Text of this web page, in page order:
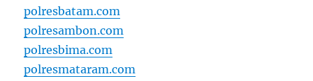
polresbatam.com
polresambon.com
polresbima.com
polresmataram.com